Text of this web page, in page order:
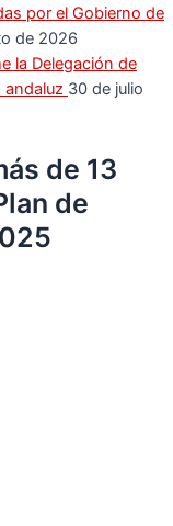
por el Gobierno de
de 2026
la Delegación de
andaluz 30 de julio
de 13
de